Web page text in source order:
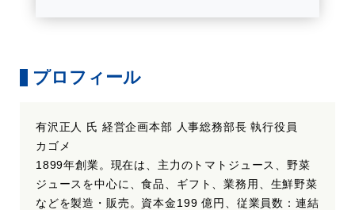
プロフィール
有沢正人 氏 経営企画本部 人事総務部長 執行役員
カゴメ
1899年創業。現在は、主力のトマトジュース、野菜
ジュースを中心に、食品、ギフト、業務用、生鮮野菜
などを製造・販売。資本金199 億円、従業員数：連結